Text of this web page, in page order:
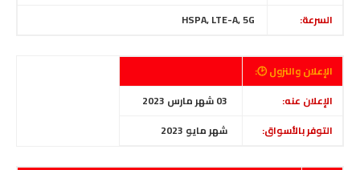
السرعة:
الإعلان والنزول 🕑:
الإعلان عنه:
التوفر بالأسواق:
شهر مايو 2023